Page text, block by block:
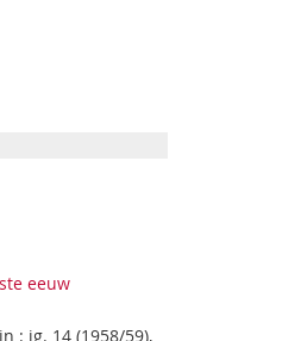
eeuw
: jg. 14 (1958/59),